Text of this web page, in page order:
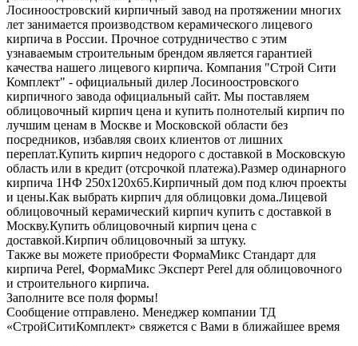
Лосиноостровский кирпичный завод на протяжении многих
лет занимается производством керамического лицевого
кирпича в России. Прочное сотрудничество с этим
узнаваемым строительным брендом является гарантией
качества нашего лицевого кирпича. Компания "Строй Сити
Комплект" - официальный дилер Лосиноостровского
кирпичного завода официальный сайт. Мы поставляем
облицовочный кирпич цена и купить полнотелый кирпич по
лучшим ценам в Москве и Московской области без
посредников, избавляя своих клиентов от лишних
переплат.Купить кирпич недорого с доставкой в Московскую
область или в кредит (отсрочкой платежа).Размер одинарного
кирпича 1НФ 250х120х65.Кирпичный дом под ключ проекты
и цены.Как выбрать кирпич для облицовки дома.Лицевой
облицовочный керамический кирпич купить с доставкой в
Москву.Купить облицовочный кирпич цена с
доставкой.Кирпич облицовочный за штуку.
Также вы можете приобрести ФормаМикс Стандарт для
кирпича Perel, ФормаМикс Эксперт Perel для облицовочного
и строительного кирпича.
Заполните все поля формы!
Сообщение отправлено. Менеджер компании ТД
«СтройСитиКомплект» свяжется с Вами в ближайшее время